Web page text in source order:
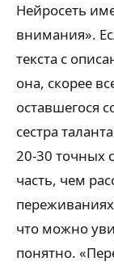
Нейросеть
внимания».
текста с
она, скорее
оставшегося
сестра
20-30 точных
часть, чем
что можно
понятно.